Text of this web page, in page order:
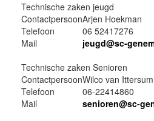
Technische zaken jeugd
ContactpersoonArjen Hoekman
Telefoon
06 52417276
Mail
jeugd@sc-
Technische zaken Senioren
ContactpersoonWilco van Ittersum
Telefoon
06-22414860
Mail
senioren@sc-